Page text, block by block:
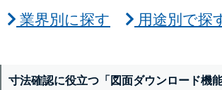
業界別に探す 用途別で探
寸法確認に役立つ「図面ダウンロード機能